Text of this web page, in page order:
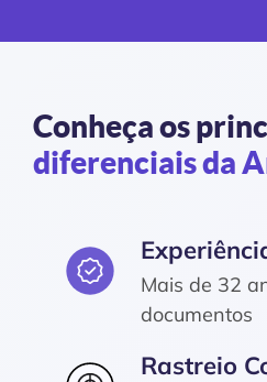
Conheça os
diferenciais da
Mais de 32
documentos
Rastreio